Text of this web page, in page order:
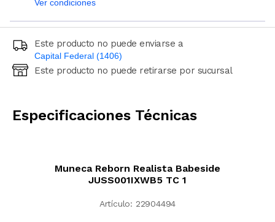
Ver condiciones
Este producto no puede enviarse a
Capital Federal (1406)
Ingresá código postal (sólo números)
Este producto no puede retirarse por sucursal
Especificaciones Técnicas
Muneca Reborn Realista Babeside
JUSS001IXWB5 TC 1
Artículo: 22904494